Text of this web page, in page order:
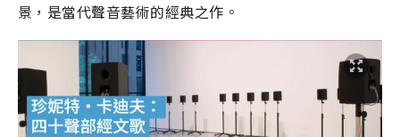
景，是當代聲音藝術的經典之作。